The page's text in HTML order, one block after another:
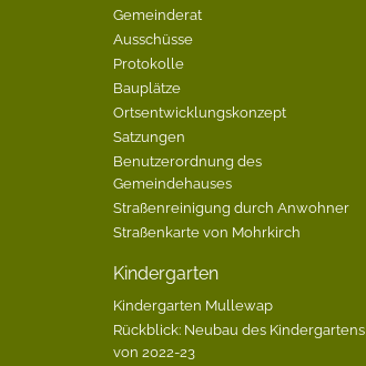
Gemeinderat
Ausschüsse
Protokolle
Bauplätze
Ortsentwicklungskonzept
Satzungen
Benutzerordnung des
Gemeindehauses
Straßenreinigung durch Anwohner
Straßenkarte von Mohrkirch
Kindergarten
Kindergarten Mullewap
Rückblick: Neubau des Kindergartens
von 2022-23